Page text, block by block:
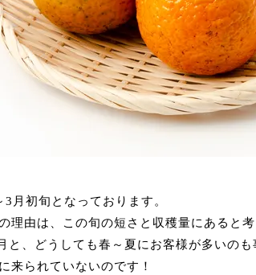
月初旬となっております。
理由は、この旬の短さと収穫量にあると
と、どうしても春～夏にお客様が多いの
来られていないのです！